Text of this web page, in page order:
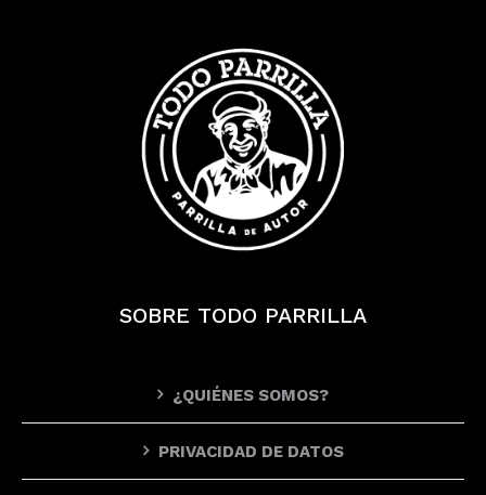
SOBRE TODO PARRILLA
¿QUIÉNES SOMOS?
PRIVACIDAD DE DATOS